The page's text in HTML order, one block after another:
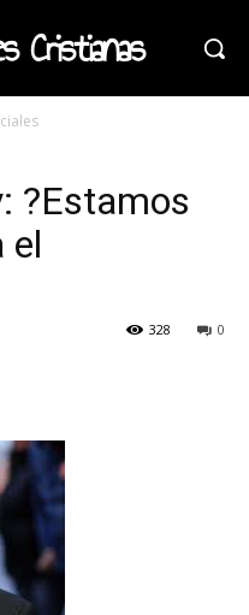
Cristianas
?Estamos
el
0
328